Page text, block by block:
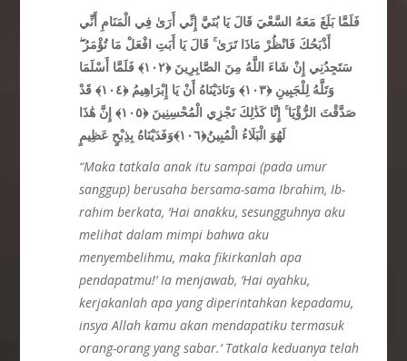
فَلَمَّا بَلَغَ مَعَهُ السَّعْيَ قَالَ يَا بُنَيَّ إِنِّي أَرَىٰ فِي الْمَنَامِ أَنِّي
أَذْبَحُكَ فَانْظُرْ مَاذَا تَرَىٰۚقَالَ يَا أَبَتِ افْعَلْ مَا تُؤْمَرُۖ
سَتَجِدُنِي إِنْ شَاءَ اللَّهُ مِنَ الصَّابِرِينَ ﴿١٠٢﴾
فَلَمَّا أَسْلَمَا
وَتَلَّهُ لِلْجَبِينِ ﴿١٠٣﴾ وَنَادَيْنَاهُ أَنْ يَا إِبْرَاهِيمُ ﴿١٠٤﴾
قَدْ
صَدَّقْتَ الرُّؤْيَاۚإِنَّا كَذَٰلِكَ نَجْزِي الْمُحْسِنِينَ ﴿١٠٥﴾
إِنَّ هَٰذَا
لَهُوَ الْبَلَاءُ الْمُبِينُ﴿١٠٦﴾
وَفَدَيْنَاهُ بِذِبْحٍ عَظِيمٍ
“Maka tatkala anak itu sampai (pada umur
sanggup) berusaha bersama-sama Ibrahim, Ib-
rahim berkata, ‘Hai anakku, sesungguhnya aku
melihat dalam mimpi bahwa aku
menyembelihmu, maka fikirkanlah apa
pendapatmu!’ Ia menjawab, ‘Hai ayahku,
kerjakanlah apa yang diperintahkan kepadamu,
insya Allah kamu akan mendapatiku termasuk
orang-orang yang sabar.’Tatkala keduanya telah